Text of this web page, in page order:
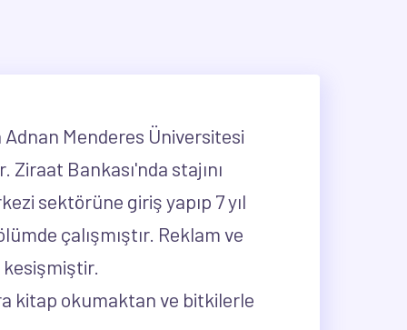
Adnan Menderes Üniversitesi
Bankası'nda stajını
sektörüne giriş yapıp 7 yıl
çalışmıştır. Reklam ve
kesişmiştir.
kitap okumaktan ve bitkilerle